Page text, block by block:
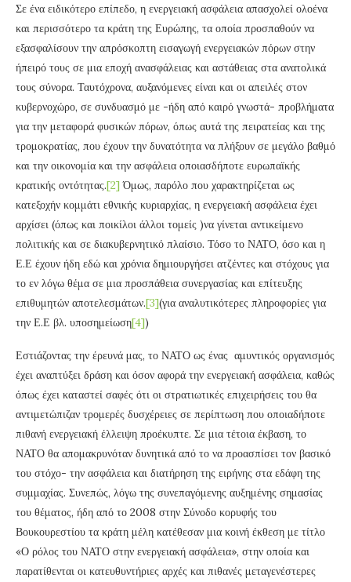
Σε ένα ειδικότερο επίπεδο, η ενεργειακή ασφάλεια απασχολεί ολοένα
και περισσότερο τα κράτη της Ευρώπης, τα οποία προσπαθούν να
εξασφαλίσουν την απρόσκοπτη εισαγωγή ενεργειακών πόρων στην
ήπειρό τους σε μια εποχή ανασφάλειας και αστάθειας στα ανατολικά
τους σύνορα. Ταυτόχρονα, αυξανόμενες είναι και οι απειλές στον
κυβερνοχώρο, σε συνδυασμό με -ήδη από καιρό γνωστά- προβλήματα
για την μεταφορά φυσικών πόρων, όπως αυτά της πειρατείας και της
τρομοκρατίας, που έχουν την δυνατότητα να πλήξουν σε μεγάλο βαθμό
και την οικονομία και την ασφάλεια οποιασδήποτε ευρωπαϊκής
κρατικής οντότητας.[2] Όμως, παρόλο που χαρακτηρίζεται ως
κατεξοχήν κομμάτι εθνικής κυριαρχίας, η ενεργειακή ασφάλεια έχει
αρχίσει (όπως και ποικίλοι άλλοι τομείς )να γίνεται αντικείμενο
πολιτικής και σε διακυβερνητικό πλαίσιο. Τόσο το ΝΑΤΟ, όσο και η
Ε.Ε έχουν ήδη εδώ και χρόνια δημιουργήσει ατζέντες και στόχους για
το εν λόγω θέμα σε μια προσπάθεια συνεργασίας και επίτευξης
επιθυμητών αποτελεσμάτων.[3](για αναλυτικότερες πληροφορίες για
την Ε.Ε βλ. υποσημείωση[4])
Εστιάζοντας την έρευνά μας, το ΝΑΤΟ ως ένας αμυντικός οργανισμός
έχει αναπτύξει δράση και όσον αφορά την ενεργειακή ασφάλεια, καθώς
όπως έχει καταστεί σαφές ότι οι στρατιωτικές επιχειρήσεις του θα
αντιμετώπιζαν τρομερές δυσχέρειες σε περίπτωση που οποιαδήποτε
πιθανή ενεργειακή έλλειψη προέκυπτε. Σε μια τέτοια έκβαση, το
ΝΑΤΟ θα απομακρυνόταν δυνητικά από το να προασπίσει τον βασικό
του στόχο- την ασφάλεια και διατήρηση της ειρήνης στα εδάφη της
συμμαχίας. Συνεπώς, λόγω της συνεπαγόμενης αυξημένης σημασίας
του θέματος, ήδη από το 2008 στην Σύνοδο κορυφής του
Βουκουρεστίου τα κράτη μέλη κατέθεσαν μια κοινή έκθεση με τίτλο
«Ο ρόλος του ΝΑΤΟ στην ενεργειακή ασφάλεια», στην οποία και
παρατίθενται οι κατευθυντήριες αρχές και πιθανές μεταγενέστερες